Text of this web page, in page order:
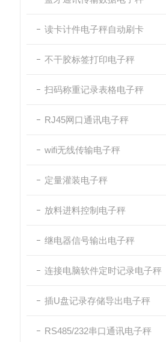
读卡计件电子秤自动刷卡
不干胶标签打印电子秤
扫码称重记录表格电子秤
RJ45网口通讯电子秤
wifi无线传输电子秤
定量灌装电子秤
放料进料控制电子秤
继电器信号输出电子秤
连接电脑软件定时记录电子秤
插U盘记录存储导出电子秤
RS485/232串口通讯电子秤